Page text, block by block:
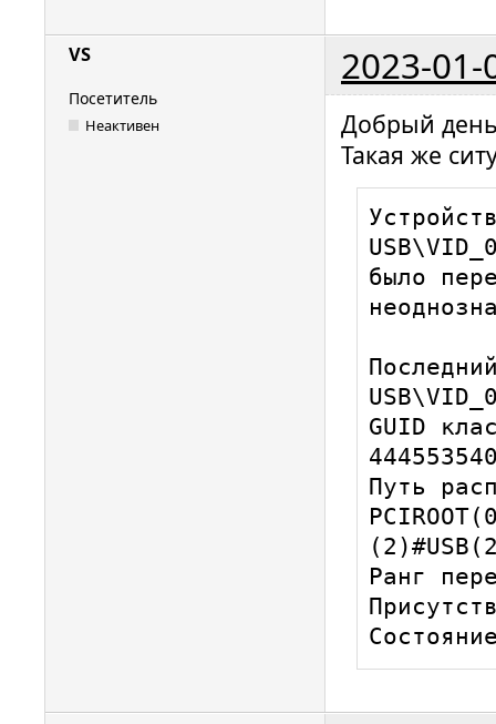
VS 2023-01-
Посетитель
Неактивен
Добрый
Такая же
было
GUID
Путь
Ранг